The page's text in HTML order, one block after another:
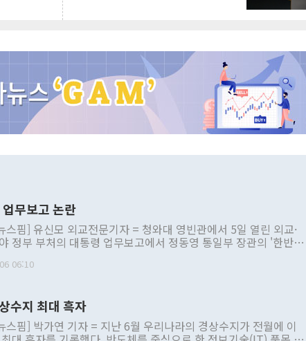
무보고 논란
스핌] 유신모 외교전문기자 = 청와대 영빈관에서 5일 열린 외교·
정부 부처의 대통령 업무보고에서 정동영 통일부 장관의 '한반도
는 정부 내 조율을 거치지 않은 사안을 정책으로 추진하겠다고 공
망에 근거한 비현실적 구상'이라는 비판을 내놨다. 그동안 정 장
정책 관련 발언이 물의를 빚은 적은 여러 번 있지만 대통령과 유
관이 공개적으로 부정적 입장을 표명한 것은 이례적이다. 정 장
06:10
수지 최대 흑자
스핌] 박가연 기자 = 지난 6월 우리나라의 경상수지가 전월에 이